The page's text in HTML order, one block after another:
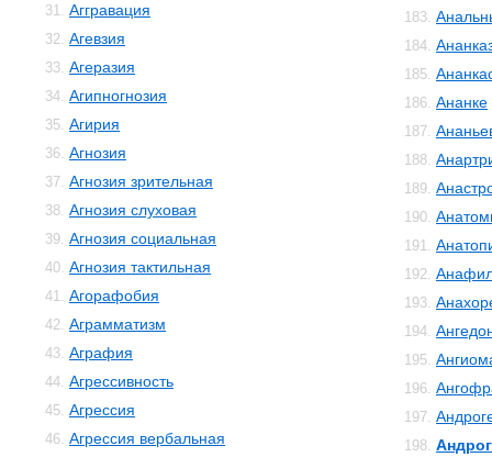
31. Аггравация
32. Агевзия
33. Агеразия
34. Агипногнозия
35. Агирия
36. Агнозия
37. Агнозия зрительная
38. Агнозия слуховая
39. Агнозия социальная
40. Агнозия тактильная
41. Агорафобия
42. Аграмматизм
43. Аграфия
44. Агрессивность
45. Агрессия
46. Агрессия вербальная
183.
184.
185.
186. Ананке
187.
188.
189.
190.
191.
192.
193.
194.
195.
196.
197.
198.